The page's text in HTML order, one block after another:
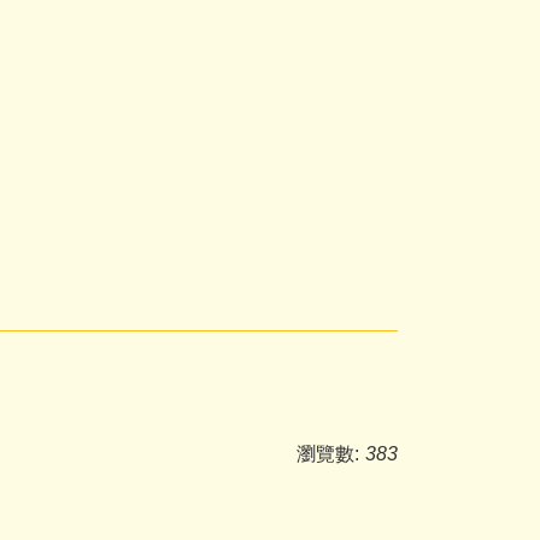
瀏覽數: 383